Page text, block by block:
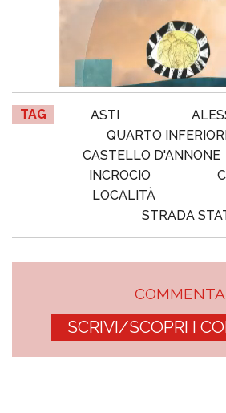
TAG ASTI
QUARTO
CASTELLO D'ANNONE
INCROCIO
LOCALITÀ
STRADA
COMMENTA
SCRIVI/SCOPRI I